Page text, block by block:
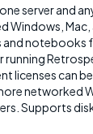
server and
Windows, Mac,
notebooks
running
licenses can
networked
Supports